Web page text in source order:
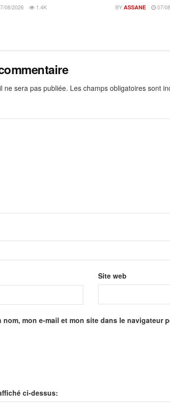
08/2026 1.4K BY ASSANE 07/
ne sera pas publiée. Les champs obligatoires sont
Site web
nom, mon e-mail et mon site dans le navigateur
ci-dessus: